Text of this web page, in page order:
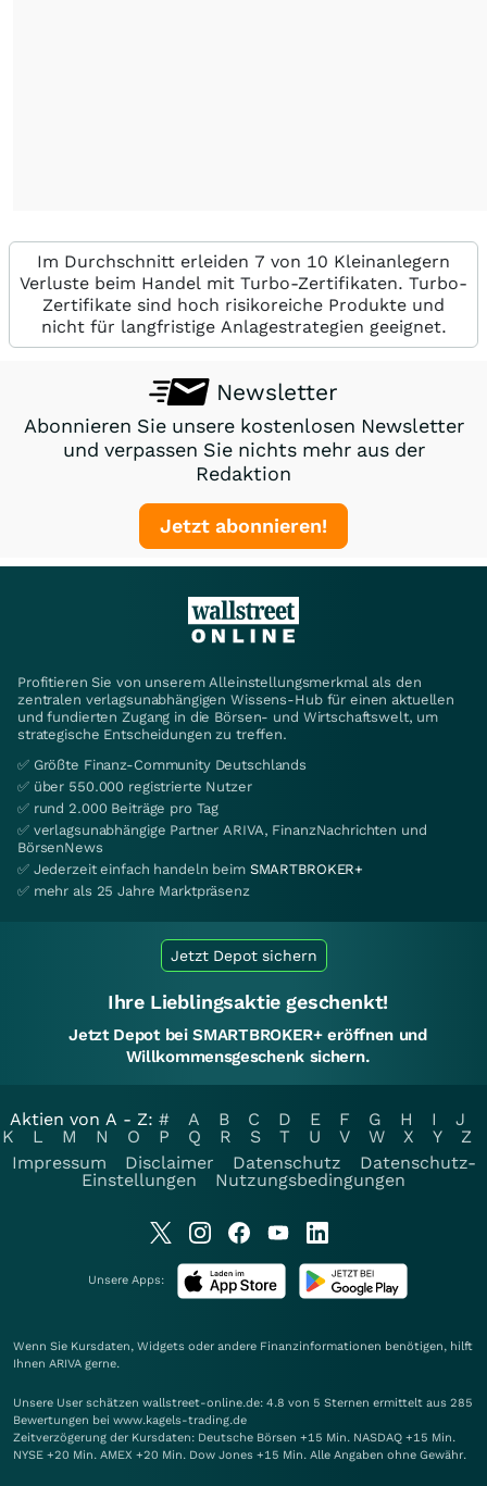
Im Durchschnitt erleiden 7 von 10 Kleinanlegern
Verluste beim Handel mit Turbo-Zertifikaten. Turbo-
Zertifikate sind hoch risikoreiche Produkte und
nicht für langfristige Anlagestrategien geeignet.
Newsletter
Abonnieren Sie unsere kostenlosen Newsletter
und verpassen Sie nichts mehr aus der
Redaktion
Jetzt abonnieren!
Profitieren Sie von unserem Alleinstellungsmerkmal als den
zentralen verlagsunabhängigen Wissens-Hub für einen aktuellen
und fundierten Zugang in die Börsen- und Wirtschaftswelt, um
strategische Entscheidungen zu treffen.
✅ Größte Finanz-Community Deutschlands
✅ über 550.000 registrierte Nutzer
✅ rund 2.000 Beiträge pro Tag
✅ verlagsunabhängige Partner ARIVA, FinanzNachrichten und
BörsenNews
✅ Jederzeit einfach handeln beim SMARTBROKER+
✅ mehr als 25 Jahre Marktpräsenz
Jetzt Depot sichern
Ihre Lieblingsaktie geschenkt!
Jetzt Depot bei SMARTBROKER+ eröffnen und
Willkommensgeschenk sichern.
Aktien von A - Z: # A B C D E F G H I
J
K
L M N O P Q R S T U V W X Y
Z
Impressum
Disclaimer Datenschutz
Datenschutz-
Einstellungen
Nutzungsbedingungen
Unsere Apps:
Wenn Sie Kursdaten, Widgets oder andere Finanzinformationen benötigen, hilft
Ihnen ARIVA gerne.
Unsere User schätzen wallstreet-online.de: 4.8 von 5 Sternen ermittelt aus 285
Bewertungen bei www.kagels-trading.de
Zeitverzögerung der Kursdaten: Deutsche Börsen +15 Min. NASDAQ +15 Min.
NYSE +20 Min. AMEX +20 Min. Dow Jones +15 Min. Alle Angaben ohne Gewähr.